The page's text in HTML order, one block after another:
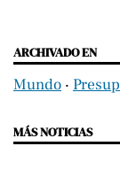
ARCHIVADO EN
Mundo ‧
MÁS NOTICIAS